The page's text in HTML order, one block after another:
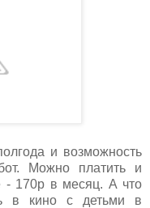
и возможность
Можно платить и
- 170р в месяц. А что
в кино с детьми в